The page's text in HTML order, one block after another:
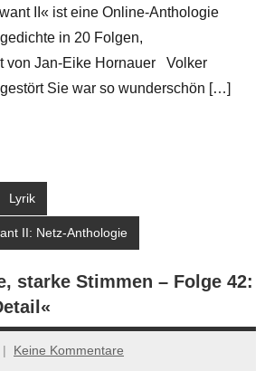
II« ist eine Online-Anthologie
in 20 Folgen,
von Jan-Eike Hornauer Volker
Sie war so wunderschön […]
Lyrik
II: Netz-Anthologie
starke Stimmen – Folge 42:
Keine Kommentare